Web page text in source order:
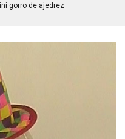
gorro de ajedrez